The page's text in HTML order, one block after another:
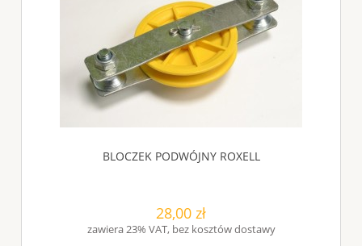
BLOCZEK PODWÓJNY ROXELL
28,00 zł
zawiera 23% VAT, bez kosztów dostawy